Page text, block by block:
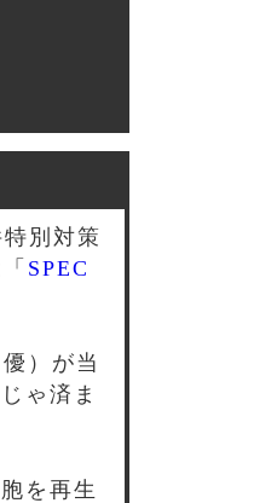
別対策
SPEC
）が当
ゃ済ま
を再生